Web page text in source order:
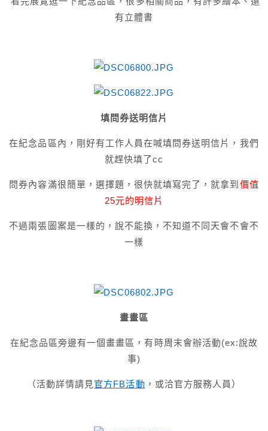
有立體書
填問券送明信片
在紀念品區內，剛好有工作人員在喊填問券送明信片，我們
就趕快填了cc
問券內容滿很簡單，選擇題，很快就填寫完了，就拿到 價值
25元的明信片
不過兩張圖案是一樣的，說不能換，不知道不同天會不會不
一樣
畫畫區
在紀念品區旁邊有一個畫畫區，有時周末會辦活動(ex:說故
事)
（活動詳情請見官方FB活動 ，或洽官方服務人員）